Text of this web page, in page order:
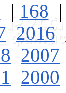
| 168
2016
2007
2000